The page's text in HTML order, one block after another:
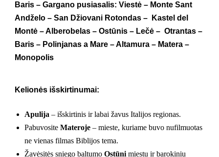
Baris – Gargano pusiasalis: Viestė – Monte Sant
Andželo – San Džiovani Rotondas – Kastel del
Montė – Alberobelas – Ostūnis – Lečė – Otrantas –
Baris – Polinjanas a Mare – Altamura – Matera –
Monopolis
Kelionės išskirtinumai:
Apulija – išskirtinis ir labai žavus Italijos regionas.
Pabuvosite Materoje – mieste, kuriame buvo nufilmuotas
ne vienas filmas Biblijos tema.
Žavėsitės sniego baltumo Ostūni miestu ir barokiniu